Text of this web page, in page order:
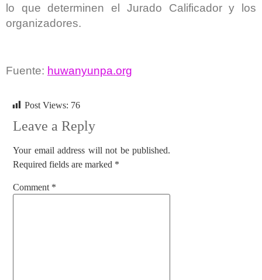
lo que determinen el Jurado Calificador y los
organizadores.
Fuente: huwanyunpa.org
Post Views: 76
Leave a Reply
Your email address will not be published.
Required fields are marked *
Comment *